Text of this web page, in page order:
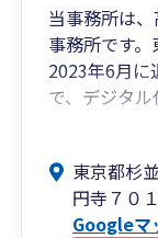
いに距離が
ばと考えてお
それではよ
当事務所は
事務所です
2023年6月に
で、デジタ
す。クライ
東京都杉
円寺７０１
Googleマ